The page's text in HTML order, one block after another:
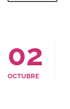
02
OCTUBRE